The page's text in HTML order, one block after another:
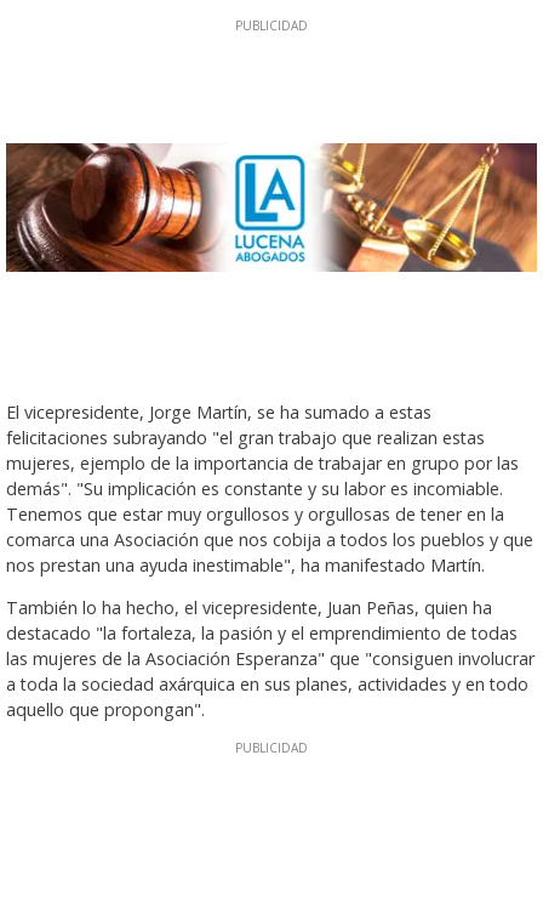
El vicepresidente, Jorge Martín, se ha sumado a estas
felicitaciones subrayando "el gran trabajo que realizan estas
mujeres, ejemplo de la importancia de trabajar en grupo por las
demás". "Su implicación es constante y su labor es incomiable.
Tenemos que estar muy orgullosos y orgullosas de tener en la
comarca una Asociación que nos cobija a todos los pueblos y que
nos prestan una ayuda inestimable", ha manifestado Martín.
También lo ha hecho, el vicepresidente, Juan Peñas, quien ha
destacado "la fortaleza, la pasión y el emprendimiento de todas
las mujeres de la Asociación Esperanza" que "consiguen involucrar
a toda la sociedad axárquica en sus planes, actividades y en todo
aquello que propongan".